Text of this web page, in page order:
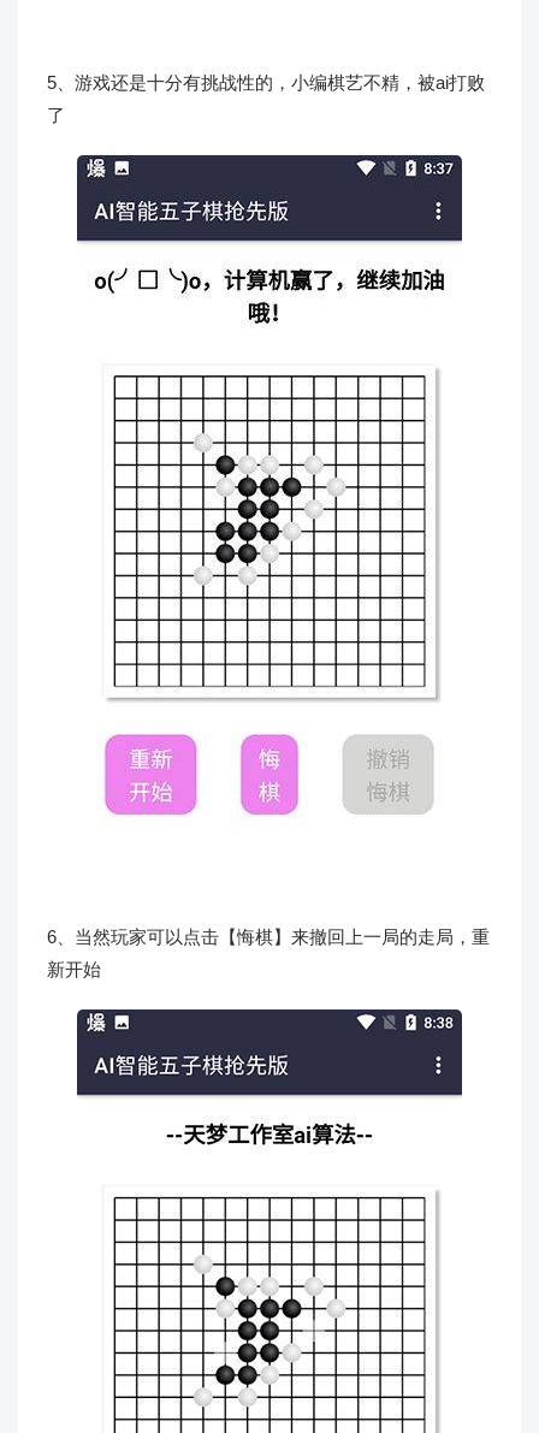
5、游戏还是十分有挑战性的，小编棋艺不精，被ai打败
了
6、当然玩家可以点击【悔棋】来撤回上一局的走局，重
新开始